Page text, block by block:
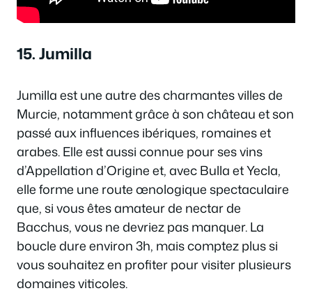
15. Jumilla
Jumilla est une autre des charmantes villes de
Murcie, notamment grâce à son château et son
passé aux influences ibériques, romaines et
arabes. Elle est aussi connue pour ses vins
d’Appellation d’Origine et, avec Bulla et Yecla,
elle forme une route œnologique spectaculaire
que, si vous êtes amateur de nectar de
Bacchus, vous ne devriez pas manquer. La
boucle dure environ 3h, mais comptez plus si
vous souhaitez en profiter pour visiter plusieurs
domaines viticoles.